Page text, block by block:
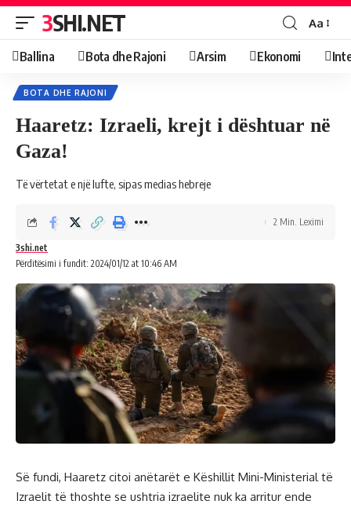
3SHI.NET Aa
Ballina Bota dhe Rajoni Arsim Ekonomi
BOTA DHE RAJONI
Haaretz: Izraeli, krejt i dështuar në
Gaza!
Të vërtetat e një lufte, sipas medias hebreje
Përditësimi i fundit: 2024/01/12 at 10:46 AM
3shi.net
2 Min. Leximi
Së fundi, Haaretz citoi anëtarët e Këshillit Mini-Ministerial të
Izraelit të thoshte se ushtria izraelite nuk ka arritur ende